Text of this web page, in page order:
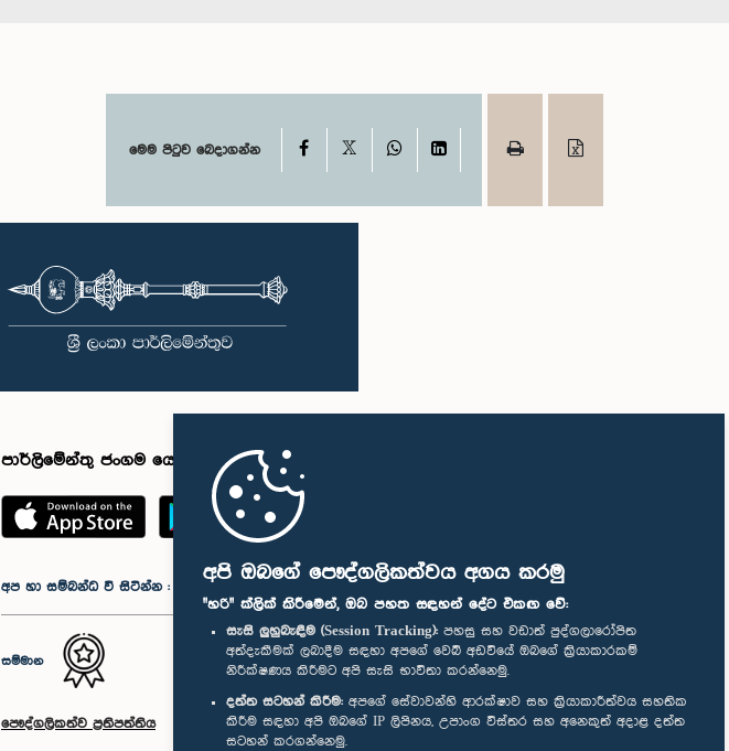
අපි ඔබගේ පෞද්ගලිකත්වය අගය කරමු
"හරි" ක්ලික් කිරීමෙන්, ඔබ පහත සඳහන් දේට එකඟ වේ:
සැසි ලුහුබැඳීම (Session Tracking): පහසු සහ වඩාත් පුද්ගලාරෝපිත
අත්දැකීමක් ලබාදීම සඳහා අපගේ වෙබ් අඩවියේ ඔබගේ ක්‍රියාකාරකම්
නිරීක්ෂණය කිරීමට අපි සැසි භාවිතා කරන්නෙමු.
දත්ත සටහන් කිරීම: අපගේ සේවාවන්හි ආරක්ෂාව සහ ක්‍රියාකාරීත්වය සහතික
කිරීම සඳහා අපි ඔබගේ IP ලිපිනය, උපාංග විස්තර සහ අනෙකුත් අදාළ දත්ත
සටහන් කරගන්නෙමු.
මෙම පිටුව බෙදාගන්න Facebook WhatsAppLinkedIn
පාර්ලිමේන්තු ජංගම යෙදුම
අප හා සම්බන්ධ වී සිටින්න :
සම්මාන
පෞද්ගලිකත්ව ප්‍රතිපත්තිය